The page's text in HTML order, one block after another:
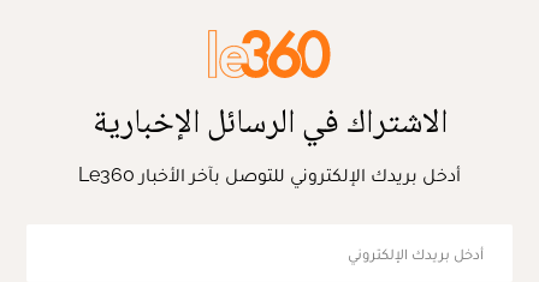
الاشتراك في الرسائل الإخبارية
أدخل بريدك الإلكتروني للتوصل بآخر الأخبار Le360